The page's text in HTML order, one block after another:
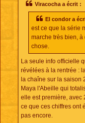
Viracocha a écrit :
El condor a
est ce que la série
marche très bien,
chose.
La seule info officielle
révélées à la rentrée :
la chaîne sur la saison
Maya l'Abeille qui
elle est première, avec
ce que ces chiffres ont
pas encore.